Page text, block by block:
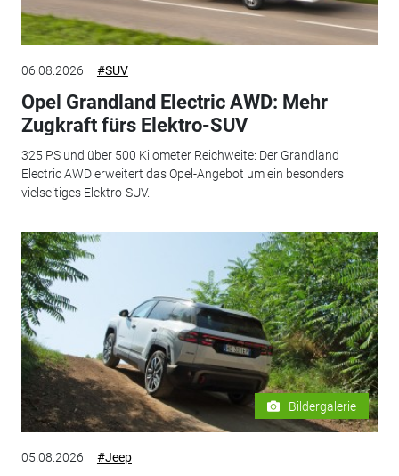
06.08.2026 #SUV
Opel Grandland Electric AWD: Mehr
Zugkraft fürs Elektro-SUV
325 PS und über 500 Kilometer Reichweite: Der Grandland
Electric AWD erweitert das Opel-Angebot um ein besonders
vielseitiges Elektro-SUV.
Bildergalerie
05.08.2026 #Jeep